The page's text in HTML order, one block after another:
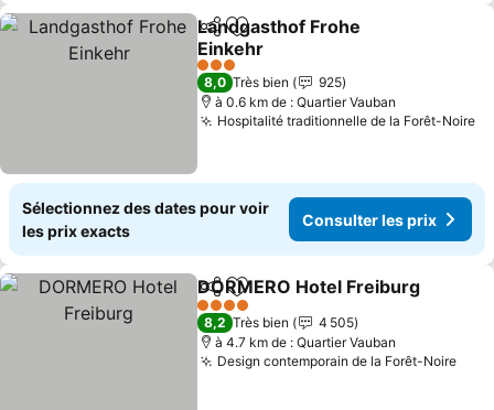
PartagerAjouter à mes favoris
Landgasthof Frohe
Einkehr
3 Étoiles
8,0 Très bien
925
à 0.6 km de : Quartier Vauban
Hospitalité traditionnelle de la Forêt-Noire
Sélectionnez des dates pour voir
les prix exacts
Consulter les prix
PartagerAjouter à mes favoris
DORMERO Hotel Freiburg
4 Étoiles
8,2 Très bien
4 505
à 4.7 km de : Quartier Vauban
Design contemporain de la Forêt-Noire